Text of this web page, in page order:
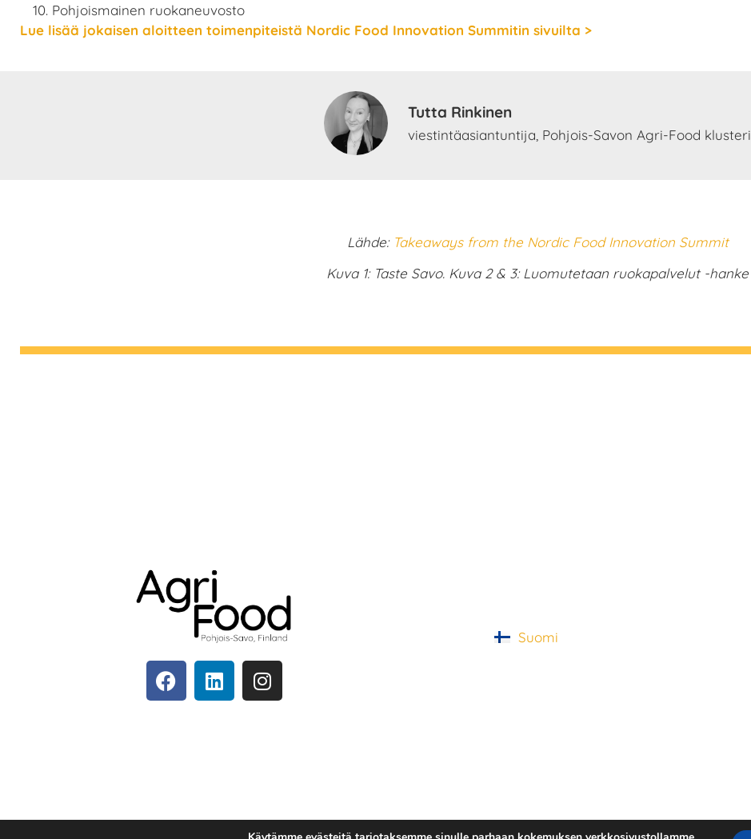
Pohjoismainen ruokaneuvosto
Lue lisää jokaisen aloitteen toimenpiteistä Nordic Food Innovation Summitin sivuilta >
Tutta Rinkinen
viestintäasiantuntija, Pohjois-Savon Agri-Food klusteri
Lähde: Takeaways from the Nordic Food Innovation Summit
Kuva 1: Taste Savo. Kuva 2 & 3: Luomutetaan ruokapalvelut -hanke
Suomi